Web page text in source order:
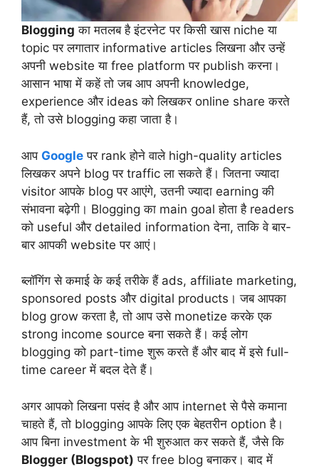
Blogging का मतलब है इंटरनेट पर किसी खास niche या
topic पर लगातार informative articles लिखना और उन्हें
अपनी website या free platform पर publish करना।
आसान भाषा में कहें तो जब आप अपनी knowledge,
experience और ideas को लिखकर online share करते
हैं, तो उसे blogging कहा जाता है।
आप Google पर rank होने वाले high-quality articles
लिखकर अपने blog पर traffic ला सकते हैं। जितना ज्यादा
visitor आपके blog पर आएंगे, उतनी ज्यादा earning की
संभावना बढ़ेगी। Blogging का main goal होता है readers
को useful और detailed information देना, ताकि वे बार-
बार आपकी website पर आएं।
ब्लॉगिंग से कमाई के कई तरीके हैं ads, affiliate marketing,
sponsored posts और digital products। जब आपका
blog grow करता है, तो आप उसे monetize करके एक
strong income source बना सकते हैं। कई लोग
blogging को part-time शुरू करते हैं और बाद में इसे full-
time career में बदल देते हैं।
अगर आपको लिखना पसंद है और आप internet से पैसे कमाना
चाहते हैं, तो blogging आपके लिए एक बेहतरीन option है।
आप बिना investment के भी शुरुआत कर सकते हैं, जैसे कि
Blogger (Blogspot) पर free blog बनाकर। बाद में